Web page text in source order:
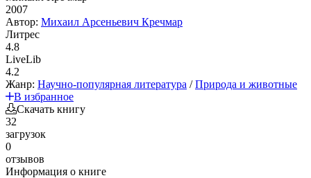
2007
Автор: Михаил Арсеньевич Кречмар
Литрес
4.8
LiveLib
4.2
Жанр: Научно-популярная литература /Природа и животные
В избранное
Скачать книгу
32
загрузок
0
отзывов
Информация о книге